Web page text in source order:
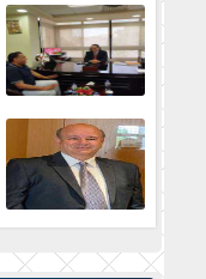
والريفية : ...
البروستاتا...